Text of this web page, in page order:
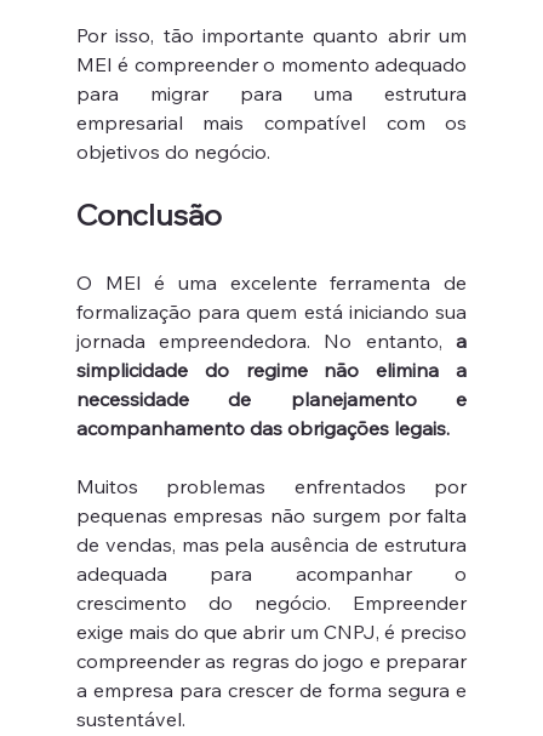
Por isso, tão importante quanto abrir um
MEI é compreender o momento adequado
para migrar para uma estrutura
empresarial mais compatível com os
objetivos do negócio.
Conclusão
O MEI é uma excelente ferramenta de
formalização para quem está iniciando sua
jornada empreendedora. No entanto, a
simplicidade do regime não elimina a
necessidade de planejamento e
acompanhamento das obrigações legais.
Muitos problemas enfrentados por
pequenas empresas não surgem por falta
de vendas, mas pela ausência de estrutura
adequada para acompanhar o
crescimento do negócio. Empreender
exige mais do que abrir um CNPJ, é preciso
compreender as regras do jogo e preparar
a empresa para crescer de forma segura e
sustentável.